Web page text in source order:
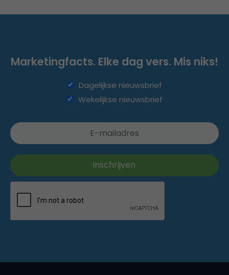
Marketingfacts. Elke dag vers. Mis niks!
Dagelijkse nieuwsbrief
Wekelijkse nieuwsbrief